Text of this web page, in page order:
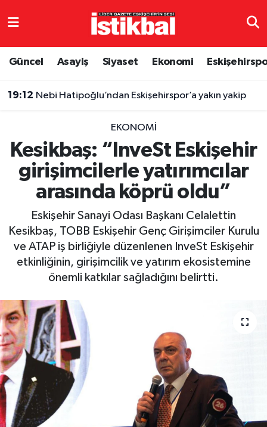
Güncel Asayiş Siyaset Ekonomi
19:12 Nebi Hatipoğlu’ndan Eskişehirspor’a yakın yakip
EKONOMI
Kesikbaş: “InveSt Eskişehir
girişimcilerle yatırımcılar
arasında köprü oldu”
Eskişehir Sanayi Odası Başkanı Celalettin
Kesikbaş, TOBB Eskişehir Genç Girişimciler Kurulu
ve ATAP iş birliğiyle düzenlenen InveSt Eskişehir
etkinliğinin, girişimcilik ve yatırım ekosistemine
önemli katkılar sağladığını belirtti.
Eskişehirspor
Spor
Eğitim
Ekonomi
Sağlık
Resmi ilanlar
Eskişehir Nöbetçi Eczaneler
TFF 3.Lig 4.Grup Puan Durumu ve Fikstür
Tüm Manşetler
Son Dakika Haberleri
Haber Arşivi